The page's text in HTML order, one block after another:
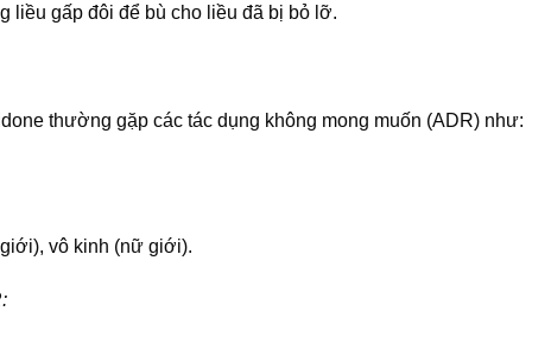
liều gấp đôi để bù cho liều đã bị bỏ lỡ.
thường gặp các tác dụng không mong muốn (ADR) như:
vô kinh (nữ giới).